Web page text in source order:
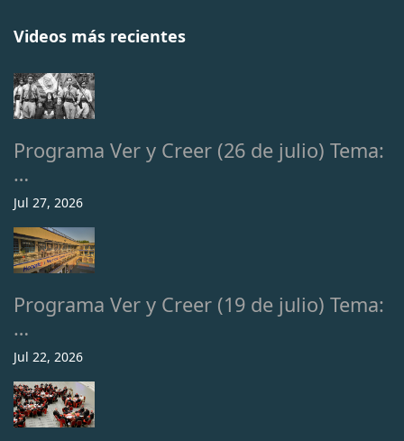
Videos más recientes
Programa Ver y Creer (26 de julio) Tema:
…
Jul 27, 2026
Programa Ver y Creer (19 de julio) Tema:
…
Jul 22, 2026